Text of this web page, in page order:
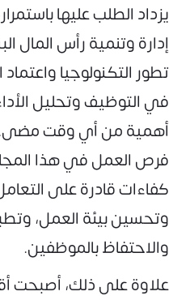
يزداد الطلب عليها
إدارة وتنمية رأس
تطور التكنولوجيا
في التوظيف وتحليل
أهمية من أي وقت مضى.
فرص العمل في هذا
كفاءات قادرة على
وتحسين بيئة العمل،
والاحتفاظ بالموظفين.
علاوة على ذلك، أصبحت